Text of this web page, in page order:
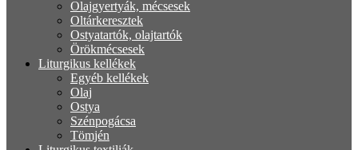
Olajgyertyák, mécsesek
Oltárkeresztek
Ostyatartók, olajtartók
Örökmécsesek
Liturgikus kellékek
Egyéb kellékek
Olaj
Ostya
Szénpogácsa
Tömjén